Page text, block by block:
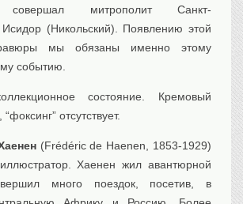
экспонаты XVI-XIXв.
совершал митрополит Санкт-
Исидор (Никольский). Появлению этой
мы обязаны именно этому
событию.
состояние. Кремовый
отсутствует.
(Frédéric de Haenen, 1853-1929)
Хаенен жил авантюрной
много поездок, посетив, в